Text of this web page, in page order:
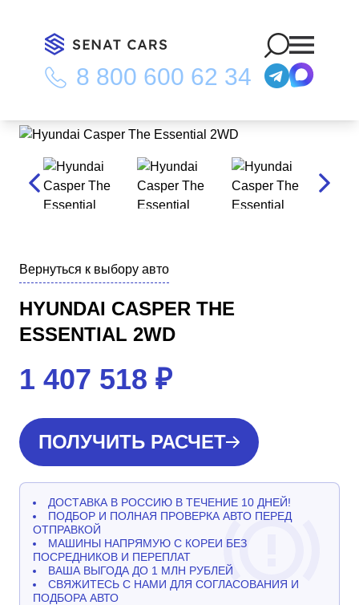
8 800 600 62 34
Главная Каталог/Hyundai Casper The Essential 2WD
Вернуться к выбору авто
HYUNDAI CASPER THE
ESSENTIAL 2WD
1 407 518 ₽
ПОЛУЧИТЬ РАСЧЕТ
ДОСТАВКА В РОССИЮ В ТЕЧЕНИЕ 10 ДНЕЙ!
ПОДБОР И ПОЛНАЯ ПРОВЕРКА АВТО ПЕРЕД
ОТПРАВКОЙ
МАШИНЫ НАПРЯМУЮ С КОРЕИ БЕЗ
ПОСРЕДНИКОВ И ПЕРЕПЛАТ
ВАША ВЫГОДА ДО 1 МЛН РУБЛЕЙ
СВЯЖИТЕСЬ С НАМИ ДЛЯ СОГЛАСОВАНИЯ И
ПОДБОРА АВТО